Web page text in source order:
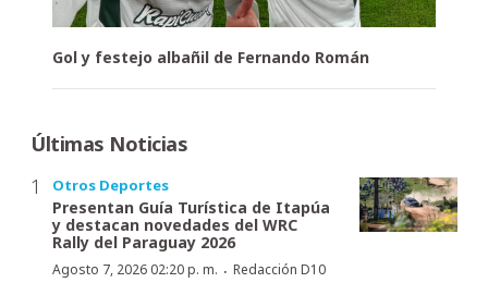
Gol y festejo albañil de Fernando Román
Últimas Noticias
Otros Deportes
Presentan Guía Turística de Itapúa
y destacan novedades del WRC
Rally del Paraguay 2026
Agosto 7, 2026 02:20 p. m. · Redacción D10